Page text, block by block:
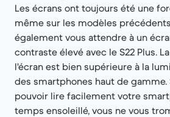
Les écrans ont toujours été une
même sur les modèles
également vous attendre à un
contraste élevé avec le S22 Plus.
l'écran est bien supérieure à la
des smartphones haut de gamme.
pouvoir lire facilement votre
temps ensoleillé, vous ne vous